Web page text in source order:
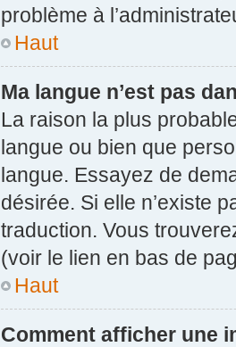
problème à
Haut
Ma langue n’est pas
La raison la plus
langue ou bien que
langue. Essayez de
désirée. Si elle n’existe
traduction. Vous
(voir le lien en bas de
Haut
Comment afficher une